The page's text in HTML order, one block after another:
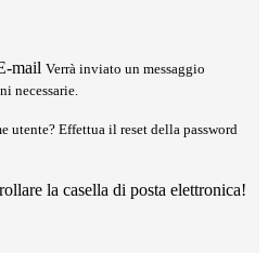
mail Verrà inviato un messaggio
necessarie.
utente? Effettua il reset della password
la casella di posta elettronica!